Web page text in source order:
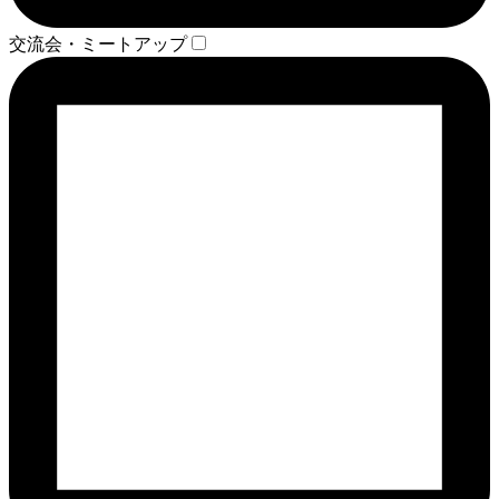
交流会・ミートアップ